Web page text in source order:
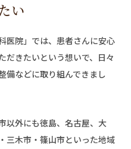
い
医院」では、患者さんに安心
だきたいという想いで、日々
備などに取り組んできまし
以外にも徳島、名古屋、大
三木市・篠山市といった地域